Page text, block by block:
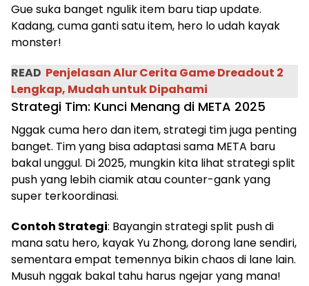
Gue suka banget ngulik item baru tiap update.
Kadang, cuma ganti satu item, hero lo udah kayak
monster!
READ Penjelasan Alur Cerita Game Dreadout 2
Lengkap, Mudah untuk Dipahami
Strategi Tim: Kunci Menang di META 2025
Nggak cuma hero dan item, strategi tim juga penting
banget. Tim yang bisa adaptasi sama META baru
bakal unggul. Di 2025, mungkin kita lihat strategi split
push yang lebih ciamik atau counter-gank yang
super terkoordinasi.
Contoh Strategi: Bayangin strategi split push di
mana satu hero, kayak Yu Zhong, dorong lane sendiri,
sementara empat temennya bikin chaos di lane lain.
Musuh nggak bakal tahu harus ngejar yang mana!